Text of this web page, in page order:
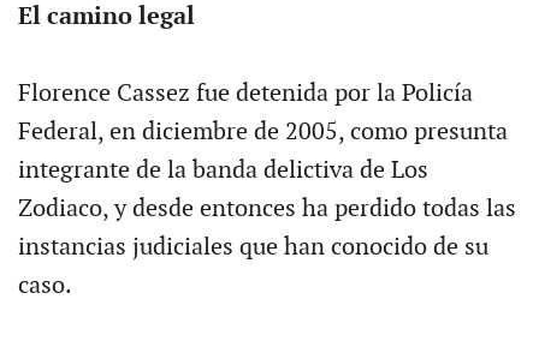
El camino legal
Florence Cassez fue detenida por la Policía
Federal, en diciembre de 2005, como presunta
integrante de la banda delictiva de Los
Zodiaco, y desde entonces ha perdido todas las
instancias judiciales que han conocido de su
caso.